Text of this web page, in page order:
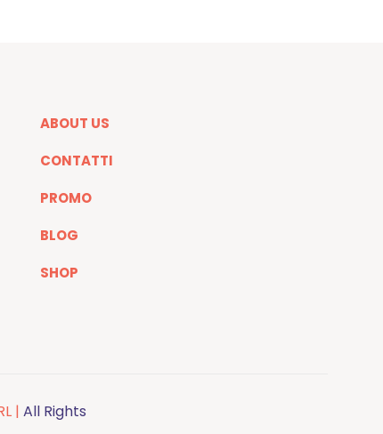
ABOUT US
CONTATTI
PROMO
BLOG
SHOP
| All Rights